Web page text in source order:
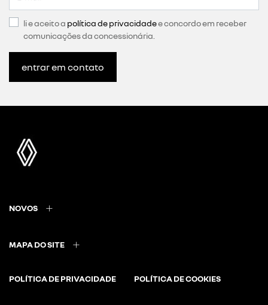
li e aceito a política de privacidadee concordo em receber
comunicações da concessionária.
entrar em contato
NOVOS
MAPA DO SITE
POLÍTICA DE PRIVACIDADE POLÍTICA DE COOKIES